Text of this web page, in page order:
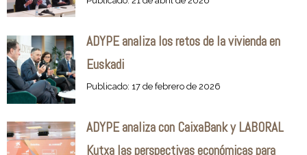
ADYPE analiza los retos de la vivienda en
Euskadi
Publicado: 17 de febrero de 2026
ADYPE analiza con CaixaBank y LABORAL
Kutxa las perspectivas económicas para